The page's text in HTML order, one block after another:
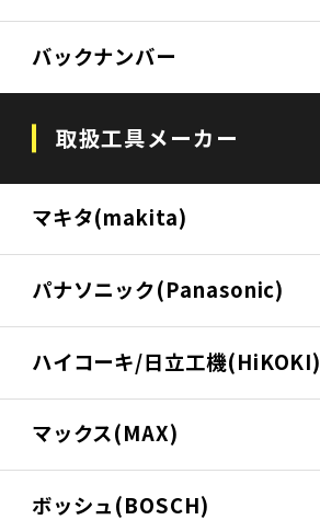
バックナンバー
取扱工具メーカー
マキタ(makita)
パナソニック(Panasonic)
ハイコーキ/日立工機(HiKOKI)
マックス(MAX)
ボッシュ(BOSCH)